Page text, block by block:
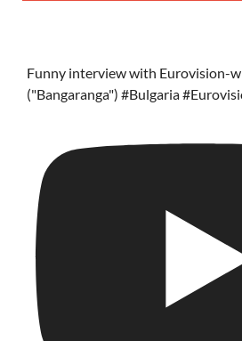
Funny interview with Eurovision-
("Bangaranga") #Bulgaria